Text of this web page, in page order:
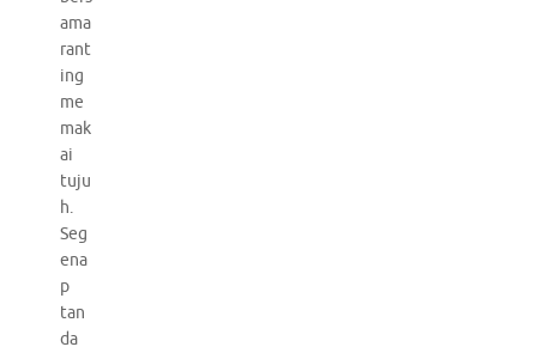
ama
rant
ing
me
mak
ai
tuju
h.
Seg
ena
p
tan
da